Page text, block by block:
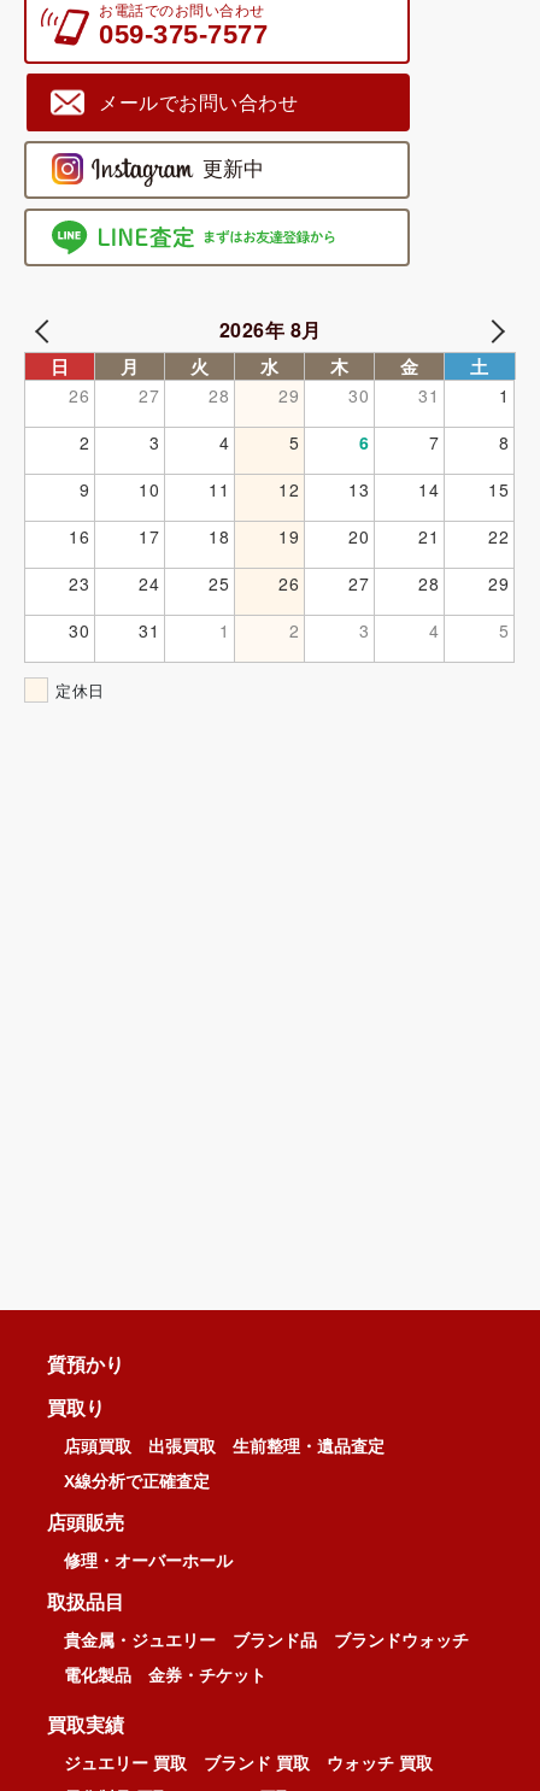
お電話でのお問い合わせ
059-375-7577
メールでお問い合わせ
2026年 8月
日 月 火 水 木 金 土
26 27 28 29 30 31
1
2
3 4 5 6 7
8
9
10 11 12 13 14
15
16
17 18 19 20 21
22
23
24 25 26 27 28
29
30
31 1 2 3 4 5
定休日
質預かり
買取り
店頭買取 出張買取
生前整理・遺品査定
X線分析で正確査定
店頭販売
修理・オーバーホール
取扱品目
貴金属・ジュエリー ブランド品
ブランドウォッチ
電化製品
金券・チケット
買取実績
ジュエリー 買取 ブランド 買取
ウォッチ 買取